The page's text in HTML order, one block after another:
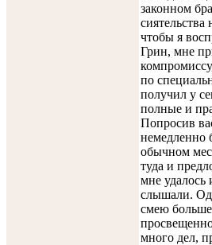
законном
чтобы я
Грин, мне
по
получил у
полные и
Попросив
немедленно
обычном
туда и
мне
слышали.
смею
много дел,